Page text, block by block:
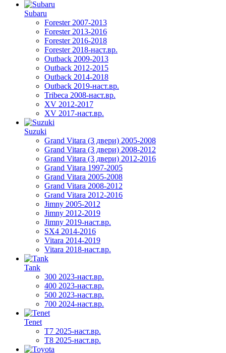
Subaru
Forester 2007-2013
Forester 2013-2016
Forester 2016-2018
Forester 2018-наст.вр.
Outback 2009-2013
Outback 2012-2015
Outback 2014-2018
Outback 2019-наст.вр.
Tribeca 2008-наст.вр.
XV 2012-2017
XV 2017-наст.вр.
Suzuki
Grand Vitara (3 двери) 2005-2008
Grand Vitara (3 двери) 2008-2012
Grand Vitara (3 двери) 2012-2016
Grand Vitara 1997-2005
Grand Vitara 2005-2008
Grand Vitara 2008-2012
Grand Vitara 2012-2016
Jimny 2005-2012
Jimny 2012-2019
Jimny 2019-наст.вр.
SX4 2014-2016
Vitara 2014-2019
Vitara 2018-наст.вр.
Tank
300 2023-наст.вр.
400 2023-наст.вр.
500 2023-наст.вр.
700 2024-наст.вр.
Tenet
T7 2025-наст.вр.
T8 2025-наст.вр.